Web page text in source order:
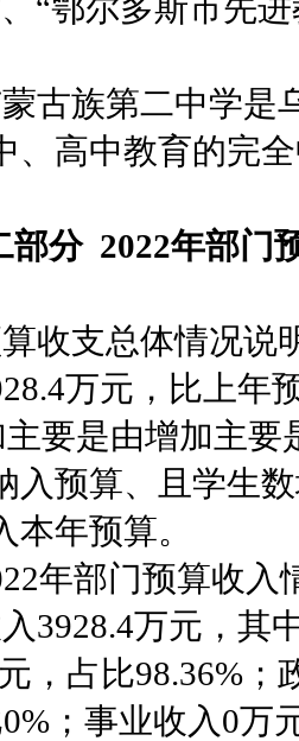
“鄂尔多斯市先
古族第二中学是
、高中教育的完
部分2022年部门
收支总体情况说
万元，比上年
要是由增加主要
入预算、且学生
本年预算。
年部门预算收入
3928.4万元，其
，占比98.36%
；事业收入0万